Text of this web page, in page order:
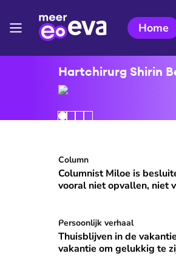
Home
Hartchirurg Shirin
Columnist Miloe is
⭐ Premium
Column
Columnist Miloe is
vooral niet opvallen, niet
Thuisblijven in de
Persoonlijk verhaal
Thuisblijven in de
vakantie om gelukkig te